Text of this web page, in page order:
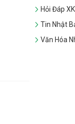
Hỏi Đáp
Tin Nhật
Văn Hóa